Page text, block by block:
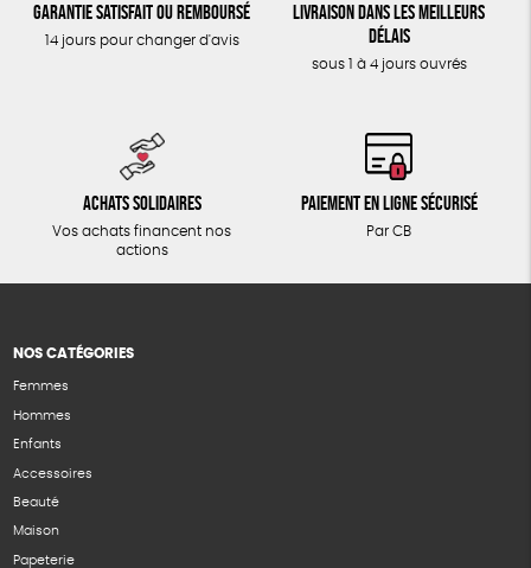
Garantie satisfait ou remboursé
14 jours pour changer d'avis
Livraison dans les meilleurs
délais
sous 1 à 4 jours ouvrés
Achats solidaires
Vos achats financent nos
actions
Paiement en ligne sécurisé
Par CB
NOS CATÉGORIES
Femmes
Hommes
Enfants
Accessoires
Beauté
Maison
Papeterie